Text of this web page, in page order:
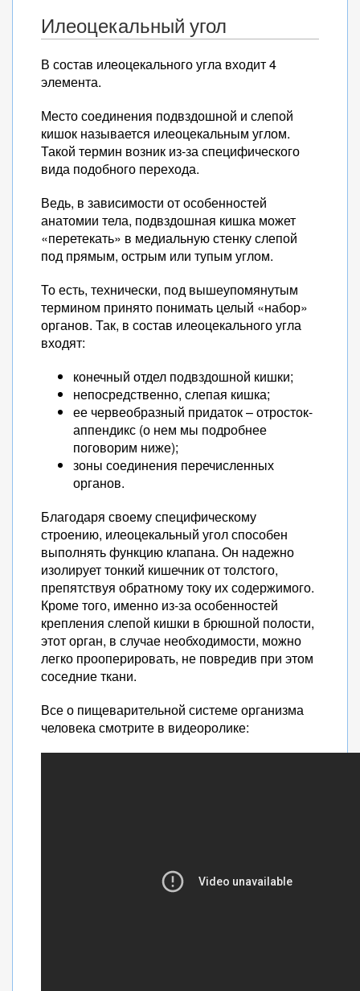
Илеоцекальный угол
В состав илеоцекального угла входит 4
элемента.
Место соединения подвздошной и слепой
кишок называется илеоцекальным углом.
Такой термин возник из-за специфического
вида подобного перехода.
Ведь, в зависимости от особенностей
анатомии тела, подвздошная кишка может
«перетекать» в медиальную стенку слепой
под прямым, острым или тупым углом.
То есть, технически, под вышеупомянутым
термином принято понимать целый «набор»
органов. Так, в состав илеоцекального угла
входят:
конечный отдел подвздошной кишки;
непосредственно, слепая кишка;
ее червеобразный придаток – отросток-
аппендикс (о нем мы подробнее
поговорим ниже);
зоны соединения перечисленных
органов.
Благодаря своему специфическому
строению, илеоцекальный угол способен
выполнять функцию клапана. Он надежно
изолирует тонкий кишечник от толстого,
препятствуя обратному току их содержимого.
Кроме того, именно из-за особенностей
крепления слепой кишки в брюшной полости,
этот орган, в случае необходимости, можно
легко прооперировать, не повредив при этом
соседние ткани.
Все о пищеварительной системе организма
человека смотрите в видеоролике: